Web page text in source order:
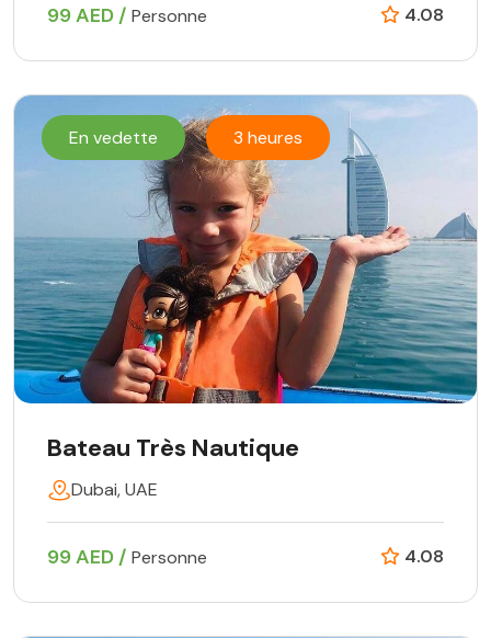
99 AED / Personne 4.08
En vedette 3 heures
Bateau Très Nautique
Dubai, UAE
99 AED / Personne 4.08